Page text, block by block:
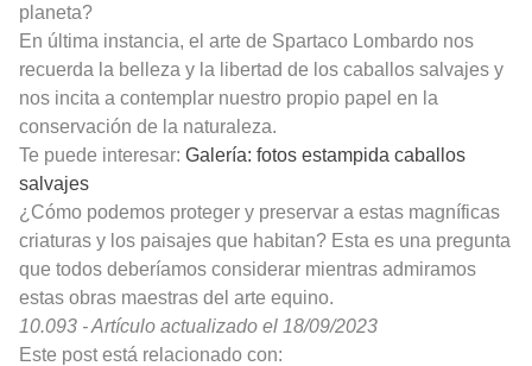
planeta?
En última instancia, el arte de Spartaco Lombardo nos
recuerda la belleza y la libertad de los caballos salvajes y
nos incita a contemplar nuestro propio papel en la
conservación de la naturaleza.
Te puede interesar: Galería: fotos estampida caballos
salvajes
¿Cómo podemos proteger y preservar a estas magníficas
criaturas y los paisajes que habitan? Esta es una pregunta
que todos deberíamos considerar mientras admiramos
estas obras maestras del arte equino.
10.093 - Artículo actualizado el 18/09/2023
Este post está relacionado con: